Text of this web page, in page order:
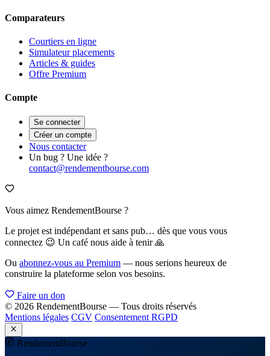
Comparateurs
Courtiers en ligne
Simulateur placements
Articles & guides
Offre Premium
Compte
Se connecter
Créer un compte
Nous contacter
Un bug ? Une idée ?
contact@rendementbourse.com
Vous aimez RendementBourse ?
Le projet est indépendant et sans pub… dès que vous vous
connectez 😉 Un café nous aide à tenir 🙏
Ou abonnez-vous au Premium — nous serions heureux de
construire la plateforme selon vos besoins.
Faire un don
© 2026 RendementBourse — Tous droits réservés
Mentions légales CGV Consentement RGPD
RendementBourse